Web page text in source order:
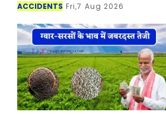
ACCIDENTS Fri,7 Aug 2026